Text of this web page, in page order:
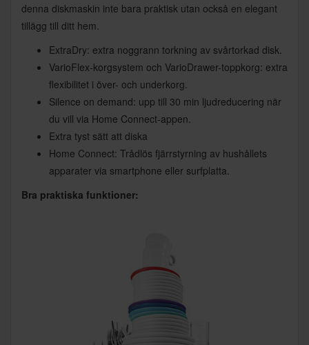
denna diskmaskin inte bara praktisk utan också en elegant
tillägg till ditt hem.
ExtraDry: extra noggrann torkning av svårtorkad disk.
VarioFlex-korgsystem och VarioDrawer-toppkorg: extra
flexibilitet i över- och underkorg.
Silence on demand: upp till 30 min ljudreducering när
du vill via Home Connect-appen.
Extra tyst sätt att diska
Home Connect: Trådlös fjärrstyrning av hushållets
apparater via smartphone eller surfplatta.
Bra praktiska funktioner: